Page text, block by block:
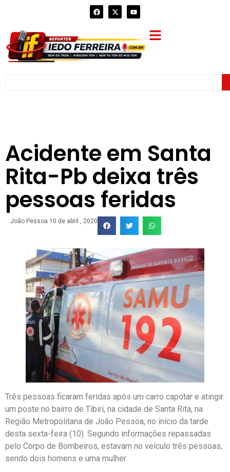
Acidente em Santa
Rita-Pb deixa três
pessoas feridas
João Pessoa 10 de abril , 2020
Três pessoas ficaram feridas após um carro capotar e atingir
um poste no bairro de Tibiri, na cidade de Santa Rita, na
Região Metropolitana de João Pessoa, no início da tarde
desta sexta-feira (10). Segundo informações repassadas
pelo Corpo de Bombeiros, estavam no veículo três pessoas,
sendo dois homens e uma mulher.